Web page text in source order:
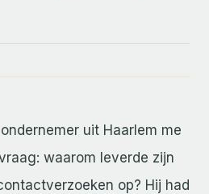
uit Haarlem me
waarom leverde zijn
op? Hij had